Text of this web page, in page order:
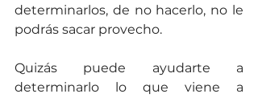
determinarlos, de no hacerlo, no le
podrás sacar provecho.
Quizás puede ayudarte a
determinarlo lo que viene a